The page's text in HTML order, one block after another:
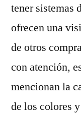
tener sistemas
ofrecen una
de otros
con atención,
mencionan la
de los colores